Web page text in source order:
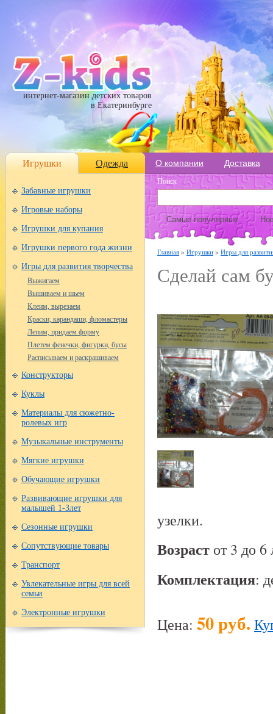
интернет-магазин детских товаров
в Екатеринбурге
Игрушки Одежда О компании Доставка
Забавные игрушки
Игровые наборы
Игрушки для купания
Игрушки первого года жизни
Игры для развития творчества
Выжигаем
Вышиваем и шьем
Клеим, вырезаем
Краски, карандаши, фломастеры
Лепим, придаем форму
Плетем фенечки, фигурки, бусы
Расписываем и раскрашиваем
Конструкторы
Куклы
Материалы для сюжетно-
ролевых игр
Музыкальные инструменты
Мягкие игрушки
Обучающие игрушки
Развивающие игрушки для
малышей 1-3лет
Сезонные игрушки
Сопутствующие товары
Транспорт
Увлекательные игры для всей
семьи
Электронные игрушки
Поиск
Самые популярные
Главная » Игрушки » Игры для
Сделай сам
узелки.
Возраст от 3 до 6
Комплектация:
Цена: 50 руб.